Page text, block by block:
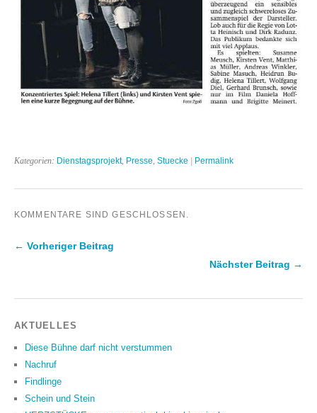
Kategorien: Dienstagsprojekt, Presse, Stuecke Permalink
KOMMENTARE SIND GESCHLOSSEN.
← Vorheriger Beitrag
Nächster Beitrag →
AKTUELLES
Diese Bühne darf nicht verstummen
Nachruf
Findlinge
Schein und Stein